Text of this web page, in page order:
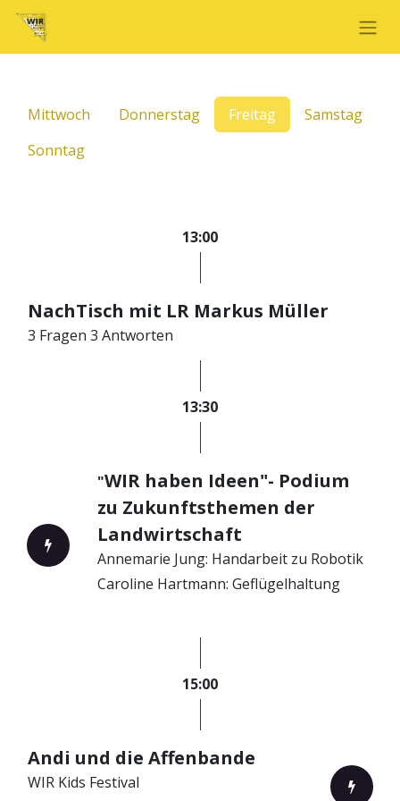
Mittwoch Donnerstag Freitag
Samstag
Sonntag
13:00
NachTisch mit LR Markus Müller
3 Fragen 3 Antworten
13:30
"WIR haben Ideen"- Podium
zu Zukunftsthemen der
Landwirtschaft
Annemarie Jung: Handarbeit zu Robotik
Caroline Hartmann: Geflügelhaltung
15:00
Andi und die Affenbande
WIR Kids Festival